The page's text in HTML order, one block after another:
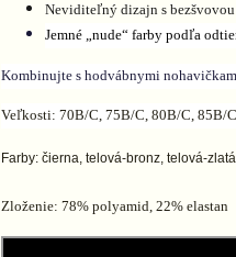
Neviditeľný dizajn s
Jemné „nude“ farby podľa
Kombinujte s hodvábnymi
Veľkosti: 70B/C, 75B/C, 80B/C, 85B/C
Farby: čierna, telová-bronz, telová-
Zloženie: 78% polyamid, 22% elastan